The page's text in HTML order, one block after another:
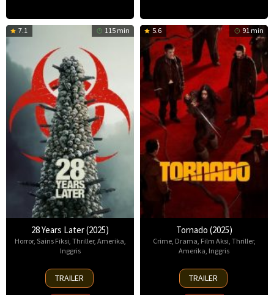
7.1 115 min
28 Years Later (2025)
Horror, Sains Fiksi, Thriller, Amerika,
Inggris
18
Jun
TRAILER
5.6 91 min
Tornado (2025)
Crime, Drama, Film Aksi, Thriller,
Amerika, Inggris
30
May
TRAILER